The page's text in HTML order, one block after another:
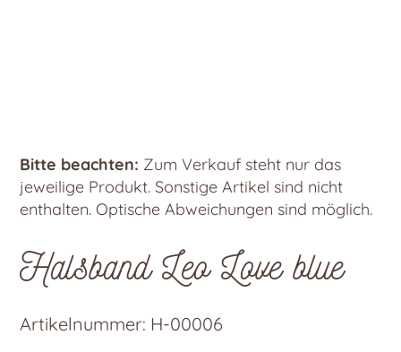
Bitte beachten: Zum Verkauf steht nur das
jeweilige Produkt. Sonstige Artikel sind nicht
enthalten. Optische Abweichungen sind möglich.
Halsband Leo Love blue
Artikelnummer: H-00006